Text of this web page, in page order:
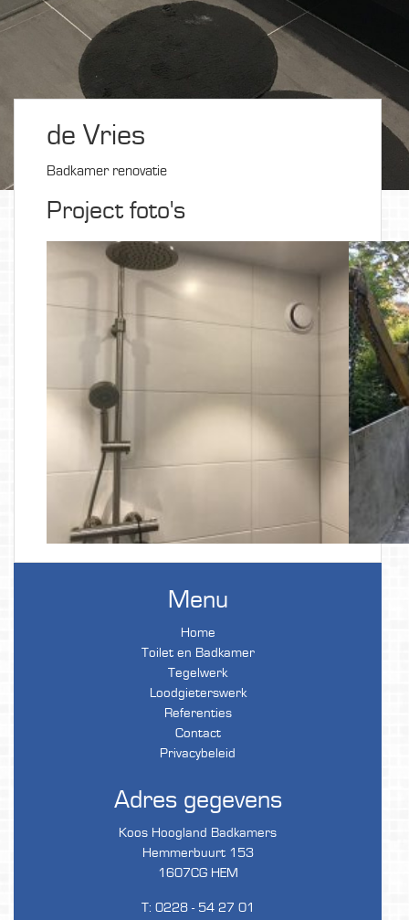
de Vries
Badkamer renovatie
Project foto's
Menu
Home
Toilet en Badkamer
Tegelwerk
Loodgieterswerk
Referenties
Contact
Privacybeleid
Adres gegevens
Koos Hoogland Badkamers
Hemmerbuurt 153
1607CG HEM
T: 0228 - 54 27 01